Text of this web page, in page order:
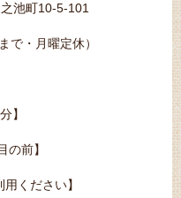
池町10-5-101
で・月曜定休）
】
の前】
ください】